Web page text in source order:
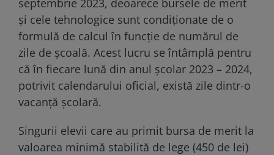
și cele tehnologice sunt condiționate de o
formulă de calcul în funcție de numărul de
zile de școală. Acest lucru se întâmplă pentru
că în fiecare lună din anul școlar 2023 – 2024,
potrivit calendarului oficial, există zile dintr-o
vacanță școlară.
Singurii elevii care au primit bursa de merit la
valoarea minimă stabilită de lege (450 de lei)